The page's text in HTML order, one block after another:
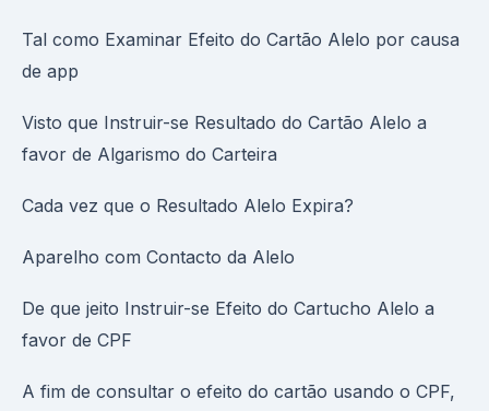
Tal como Examinar Efeito do Cartão Alelo por causa
de app
Visto que Instruir-se Resultado do Cartão Alelo a
favor de Algarismo do Carteira
Cada vez que o Resultado Alelo Expira?
Aparelho com Contacto da Alelo
De que jeito Instruir-se Efeito do Cartucho Alelo a
favor de CPF
A fim de consultar o efeito do cartão usando o CPF,